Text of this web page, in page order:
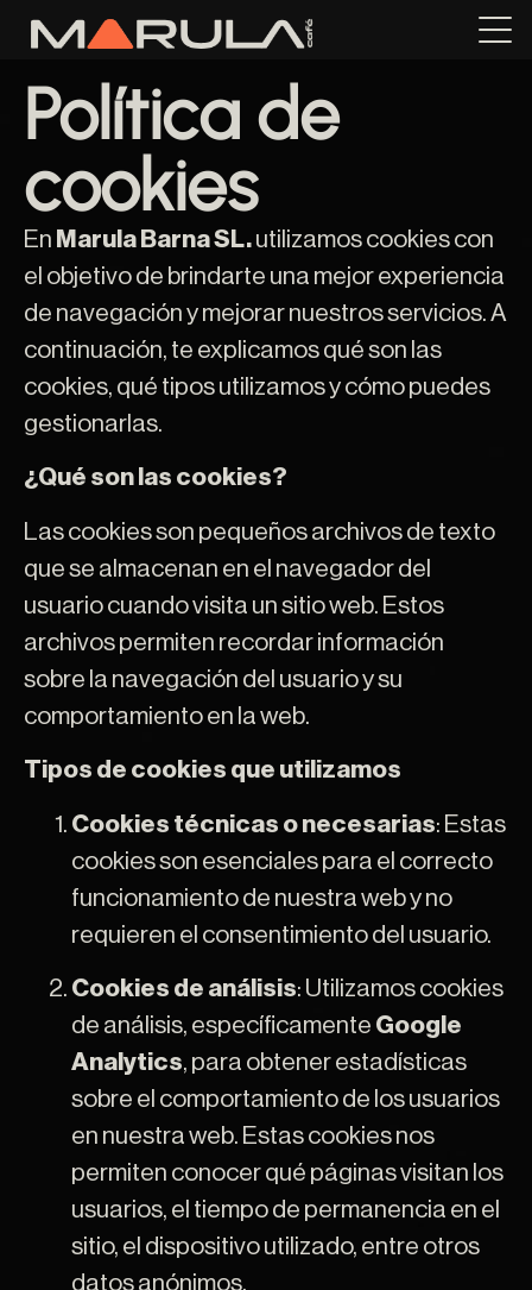
Política de
cookies
En Marula Barna SL.utilizamos cookies con
el objetivo de brindarte una mejor experiencia
de navegación y mejorar nuestros servicios. A
continuación, te explicamos qué son las
cookies, qué tipos utilizamos y cómo puedes
gestionarlas.
¿Qué son las cookies?
Las cookies son pequeños archivos de texto
que se almacenan en el navegador del
usuario cuando visita un sitio web. Estos
archivos permiten recordar información
sobre la navegación del usuario y su
comportamiento en la web.
Tipos de cookies que utilizamos
Cookies técnicas o necesarias: Estas
cookies son esenciales para el correcto
funcionamiento de nuestra web y no
requieren el consentimiento del usuario.
Cookies de análisis: Utilizamos cookies
de análisis, específicamente Google
Analytics, para obtener estadísticas
sobre el comportamiento de los usuarios
en nuestra web. Estas cookies nos
permiten conocer qué páginas visitan los
usuarios, el tiempo de permanencia en el
sitio, el dispositivo utilizado, entre otros
datos anónimos.